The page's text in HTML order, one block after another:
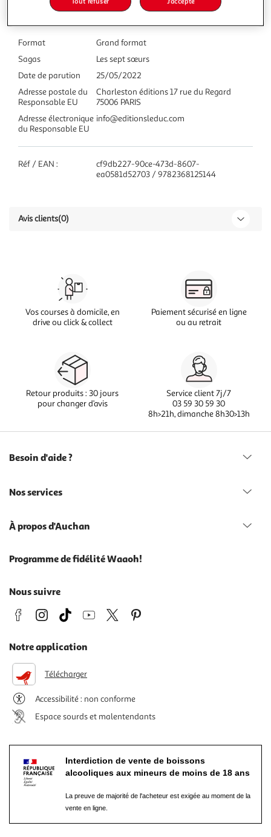
Format
Grand format
Sagas
Les sept sœurs
Date de parution
25/05/2022
Adresse postale du
Responsable EU
Charleston éditions 17 rue du Regard
75006 PARIS
Adresse électronique
du Responsable EU
info@editionsleduc.com
Réf / EAN :
cf9db227-90ce-473d-8607-
ea0581d52703 / 9782368125144
Avis clients(0)
Vos courses à domicile, en
drive ou click & collect
Paiement sécurisé en ligne
ou au retrait
Retour produits : 30 jours
pour changer d’avis
Service client 7j/7
03 59 30 59 30
8h>21h, dimanche 8h30>13h
Besoin d'aide ?
Nos services
À propos d'Auchan
Programme de fidélité Waaoh!
Nous suivre
Notre application
Télécharger
Accessibilité : non conforme
Espace sourds et malentendants
Interdiction de vente de boissons
alcooliques aux mineurs de moins de 18 ans
La preuve de majorité de l'acheteur est exigée au moment de la
vente en ligne.